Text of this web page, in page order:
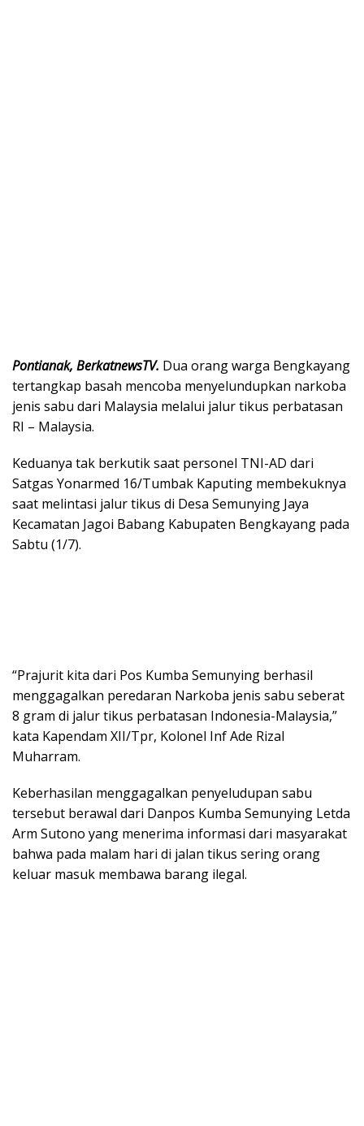
Pontianak, BerkatnewsTV. Dua orang warga Bengkayang
tertangkap basah mencoba menyelundupkan narkoba
jenis sabu dari Malaysia melalui jalur tikus perbatasan
RI – Malaysia.
Keduanya tak berkutik saat personel TNI-AD dari
Satgas Yonarmed 16/Tumbak Kaputing membekuknya
saat melintasi jalur tikus di Desa Semunying Jaya
Kecamatan Jagoi Babang Kabupaten Bengkayang pada
Sabtu (1/7).
“Prajurit kita dari Pos Kumba Semunying berhasil
menggagalkan peredaran Narkoba jenis sabu seberat
8 gram di jalur tikus perbatasan Indonesia-Malaysia,”
kata Kapendam XII/Tpr, Kolonel Inf Ade Rizal
Muharram.
Keberhasilan menggagalkan penyeludupan sabu
tersebut berawal dari Danpos Kumba Semunying Letda
Arm Sutono yang menerima informasi dari masyarakat
bahwa pada malam hari di jalan tikus sering orang
keluar masuk membawa barang ilegal.